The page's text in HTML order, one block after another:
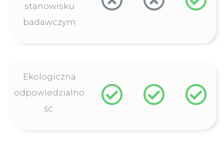
stanowisku
badawczym
Ekologiczna
odpowiedzialno
ść